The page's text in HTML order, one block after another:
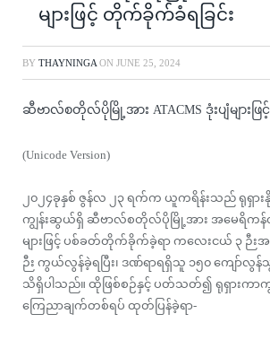
များဖြင့် တိုက်ခိုက်ခံရခြင်း
BY THAYNINGA ON JUNE 25, 2024
ဆီဗာလ်စတိုလ်ပိုမြို့အား ATACMS ဒုံးပျံများဖ
(Unicode Version)
၂၀၂၄ခုနှစ် ဇွန်လ ၂၃ ရက်က ယူကရိန်းသည် ရုရှားနို
ကျွန်းဆွယ်ရှိ ဆီဗာလ်စတိုလ်ပိုမြို့အား အမေရိကန်လုပ်
များဖြင့် ပစ်ခတ်တိုက်ခိုက်ခဲ့ရာ ကလေးငယ် ၃ ဉီး
ဉီး ကွယ်လွန်ခဲ့ရပြီး၊ ဒဏ်ရာရရှိသူ ၁၅၀ ကျော်လွန်သွာ
သိရှိပါသည်။ ထိုဖြစ်စဉ်နှင့် ပတ်သတ်၍ ရုရှားကာကွ
ကြေညာချက်တစ်ရပ် ထုတ်ပြန်ခဲ့ရာ-